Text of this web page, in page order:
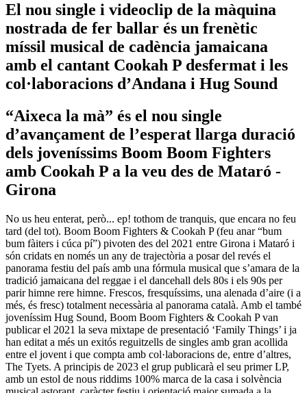
El nou single i videoclip de la màquina
nostrada de fer ballar és un frenètic
míssil musical de cadència jamaicana
amb el cantant Cookah P desfermat i les
col·laboracions d’Andana i Hug Sound
“Aixeca la mà” és el nou single
d’avançament de l’esperat llarga duració
dels joveníssims Boom Boom Fighters
amb Cookah P a la veu des de Mataró -
Girona
No us heu enterat, però... ep! tothom de tranquis, que encara no feu
tard (del tot). Boom Boom Fighters & Cookah P (feu anar “bum
bum fàiters i cúca pí”) pivoten des del 2021 entre Girona i Mataró i
són cridats en només un any de trajectòria a posar del revés el
panorama festiu del país amb una fórmula musical que s’amara de la
tradició jamaicana del reggae i el dancehall dels 80s i els 90s per
parir himne rere himne. Frescos, fresquíssims, una alenada d’aire (i a
més, és fresc) totalment necessària al panorama català. Amb el també
joveníssim Hug Sound, Boom Boom Fighters & Cookah P van
publicar el 2021 la seva mixtape de presentació ‘Family Things’ i ja
han editat a més un exitós reguitzells de singles amb gran acollida
entre el jovent i que compta amb col·laboracions de, entre d’altres,
The Tyets. A principis de 2023 el grup publicarà el seu primer LP,
amb un estol de nous riddims 100% marca de la casa i solvència